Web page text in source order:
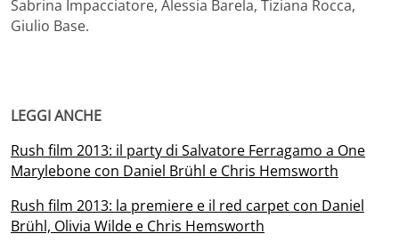
Sabrina Impacciatore, Alessia Barela, Tiziana Rocca,
Giulio Base.
LEGGI ANCHE
Rush film 2013: il party di Salvatore Ferragamo a One
Marylebone con Daniel Brühl e Chris Hemsworth
Rush film 2013: la premiere e il red carpet con Daniel
Brühl, Olivia Wilde e Chris Hemsworth